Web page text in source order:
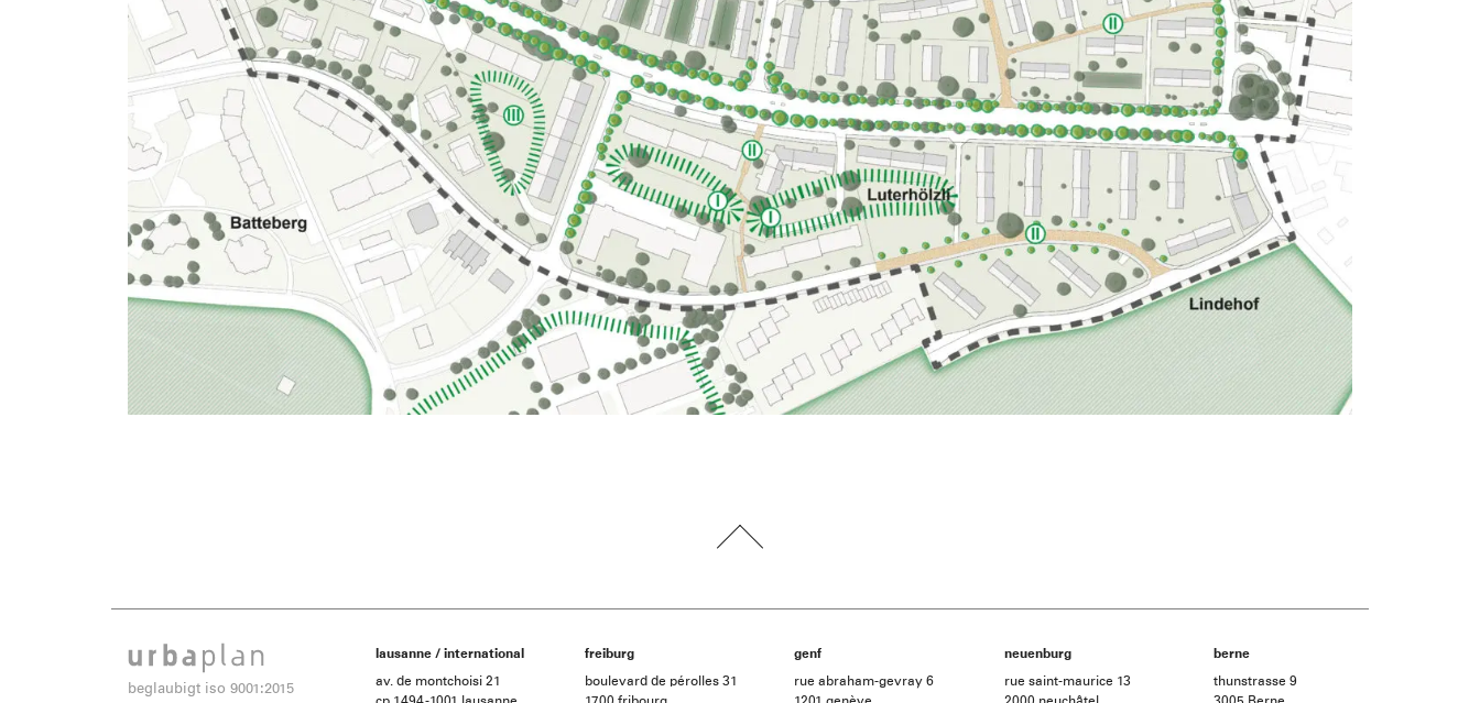
beglaubigt iso 9001:2015
lausanne / international
av. de montchoisi 21
freiburg
boulevard de pérolles 31
genf
rue abraham-gevray 6
neuenburg
rue saint-maurice 13
berne
thunstrasse 9